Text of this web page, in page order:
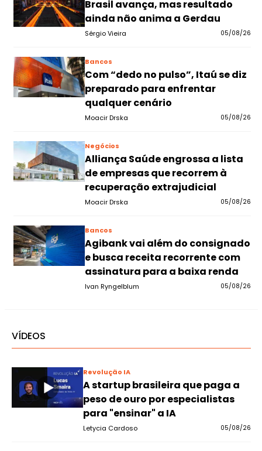
Brasil avança, mas resultado
ainda não anima a Gerdau
Sérgio Vieira 05/08/26
Bancos
Com “dedo no pulso”, Itaú se diz
preparado para enfrentar
qualquer cenário
Moacir Drska 05/08/26
Negócios
Alliança Saúde engrossa a lista
de empresas que recorrem à
recuperação extrajudicial
Moacir Drska 05/08/26
Bancos
Agibank vai além do consignado
e busca receita recorrente com
assinatura para a baixa renda
Ivan Ryngelblum 05/08/26
VÍDEOS
Revolução IA
A startup brasileira que paga a
peso de ouro por especialistas
para "ensinar" a IA
Letycia Cardoso 05/08/26